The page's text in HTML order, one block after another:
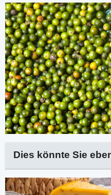
Dies könnte Sie